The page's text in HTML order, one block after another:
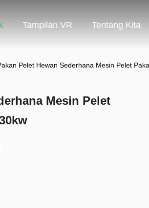
Tampilan VR Tentang Kita
Pelet Hewan Sederhana Mesin Pelet
Mesin Pelet